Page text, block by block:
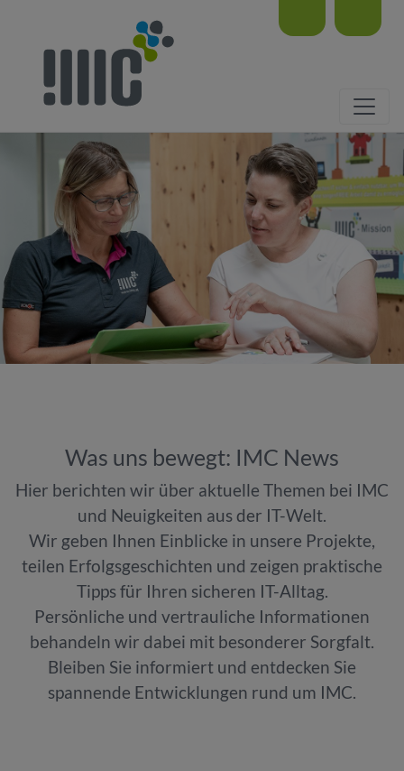
Was uns bewegt: IMC News
Hier berichten wir über aktuelle Themen bei IMC
und Neuigkeiten aus der IT-Welt.
Wir geben Ihnen Einblicke in unsere Projekte,
teilen Erfolgsgeschichten und zeigen praktische
Tipps für Ihren sicheren IT-Alltag.
Persönliche und vertrauliche Informationen
behandeln wir dabei mit besonderer Sorgfalt.
Bleiben Sie informiert und entdecken Sie
spannende Entwicklungen rund um IMC.